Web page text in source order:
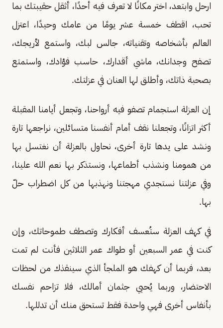
ارحل وابتعد، اختر مكانًا لا تعرف فيه أحدًا، أثقل حقيبتك بما
تحب، اقطف خمسة عشر يومًا من عامك وحيدًا، اعتزل
العالم بأشخاصه وتقنياته، جالس لبك، واستمع لأريجك،
تصفح وجدانك، ماشي أقدارك، حاسب فؤادك، واستمتع
بصحبة ذاتك، وأطلق لها العنان في عزلتك.
إن العزلة استجمام تصفو فيه أرواحنا، وتجعل أيامنا المقبلة
أكثر اتزانًا، وتجعلنا نقف أمام أنفسنا متسائلين، نراجعها تارة
ونشد على يدها تارة أخرى، نحاول بالعزلة أن نغتسل بها
من همومنا ونشذب أطماعها، ونستذكر بها نعم الله علينا،
وفي عزلتنا نستجدي مهجتنا ونهذبها من كل اضطراب حلّ
بها.
في كهف العزلة ستُعسف أفكارك وتصطف طموحاتك، وإن
كنت في عمر السبعين أو طواك عمر الثلاثين فأنت لم تمت
بعد، فربما أن كهفك هو الملجأ الذي سينقذك من لحظات
الاحتضار، وربما يُحيي جثمان أمالك، فلا تزاحم نفسك
بأنفاس أخرى فهي واحدة فقط تستحق منك أن تدللها.